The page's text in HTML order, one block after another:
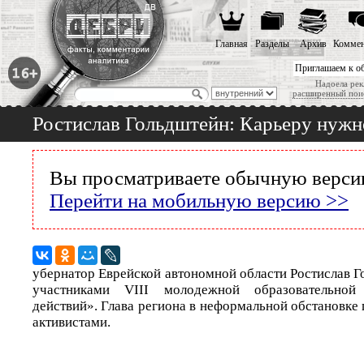
Приглашаем к
Надоела
расширенный
Главная Разделы Архив
Ростислав Гольдштейн: Карьеру
Вы просматриваете обычную
Перейти на мобильную версию >>
убернатор Еврейской автономной области Ростислав
участниками VIII молодежной образовательной
действий». Глава региона в неформальной
активистами.